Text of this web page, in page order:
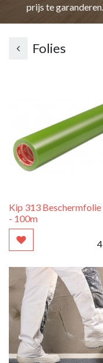
prijs te
Folies
Kip 313 Beschermfolie
- 100m